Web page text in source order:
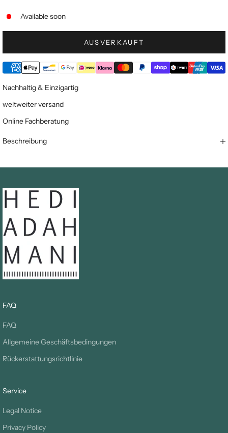
Available soon
AUSVERKAUFT
Nachhaltig & Einzigartig
weltweiter versand
Online Fachberatung
Beschreibung
FAQ
FAQ
Allgemeine Geschäftsbedingungen
Rückerstattungsrichtlinie
Service
Legal Notice
Privacy Policy